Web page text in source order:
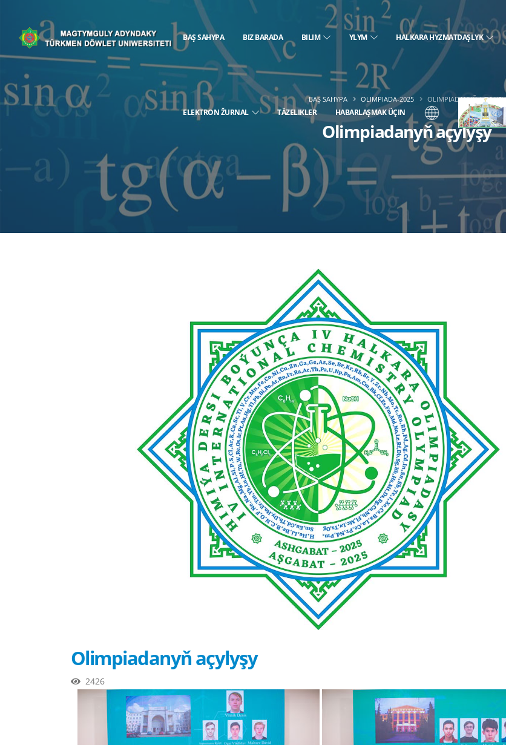
BAŞ SAHYPA BIZ BARADA BILIM YLYM HALKARA HYZMATDAŞLYK
ELEKTRON ŽURNAL TÄZELIKLER HABARLAŞMAK ÜÇIN
Olimpiadanyň açylyşy
BAŞ SAHYPA OLIMPIADA-2025 OLIMPIADANYŇ AÇYLYŞY
Olimpiadanyň açylyşy
2426